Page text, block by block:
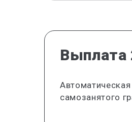
Выплата
самозанятого